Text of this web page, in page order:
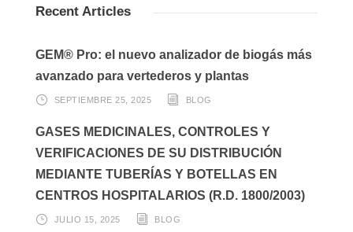
Recent Articles
GEM® Pro: el nuevo analizador de biogás más
avanzado para vertederos y plantas
SEPTIEMBRE 25, 2025 BLOG
GASES MEDICINALES, CONTROLES Y
VERIFICACIONES DE SU DISTRIBUCIÓN
MEDIANTE TUBERÍAS Y BOTELLAS EN
CENTROS HOSPITALARIOS (R.D. 1800/2003)
JULIO 15, 2025 BLOG